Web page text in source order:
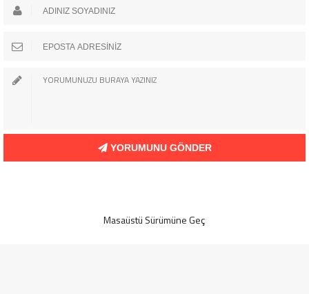
YORUMUNU GÖNDER
Masaüstü Sürümüne Geç